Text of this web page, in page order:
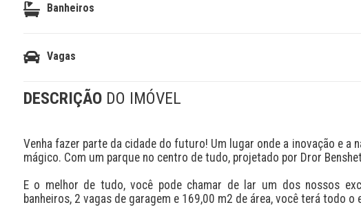
Banheiros
Vagas
DESCRIÇÃO DO IMÓVEL
Venha fazer parte da cidade do futuro! Um lugar onde a inovação e a
mágico. Com um parque no centro de tudo, projetado por Dror
E o melhor de tudo, você pode chamar de lar um dos nossos
banheiros, 2 vagas de garagem e 169,00 m2 de área, você terá todo